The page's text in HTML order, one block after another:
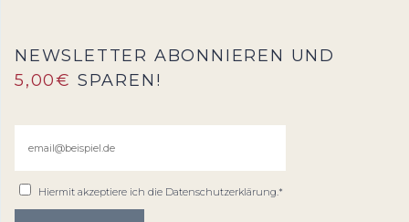
NEWSLETTER ABONNIEREN UND
5,00€ SPAREN!
Hiermit akzeptiere ich die Datenschutzerklärung.*